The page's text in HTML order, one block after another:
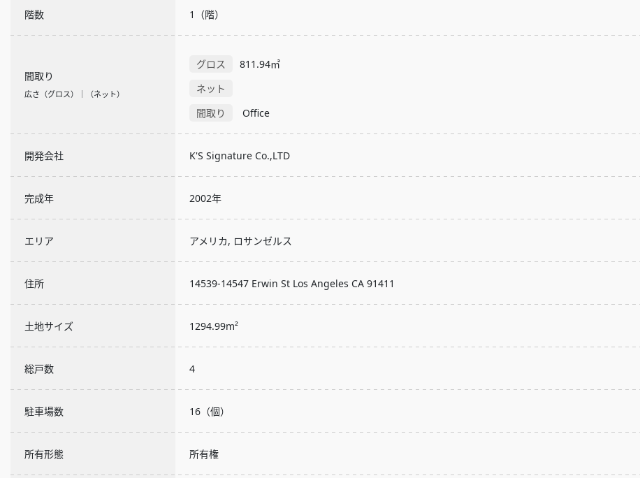
階数 1（階）
間取り
広さ（グロス）｜（ネット）
グロス
811.94㎡
ネット
間取り
Office
開発会社 K'S Signature Co.,LTD
完成年 2002年
エリア アメリカ, ロサンゼルス
住所 14539-14547 Erwin St Los Angeles CA 91411
土地サイズ 1294.99m²
総戸数 4
駐車場数 16（個）
所有形態 所有権